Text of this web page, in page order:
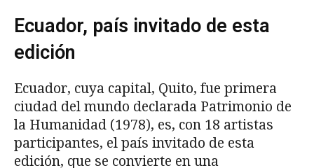
Ecuador, país invitado de esta
edición
Ecuador, cuya capital, Quito, fue primera
ciudad del mundo declarada Patrimonio de
la Humanidad (1978), es, con 18 artistas
participantes, el país invitado de esta
edición, que se convierte en una